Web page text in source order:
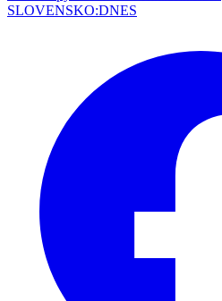
SLOVENSKO:DNES